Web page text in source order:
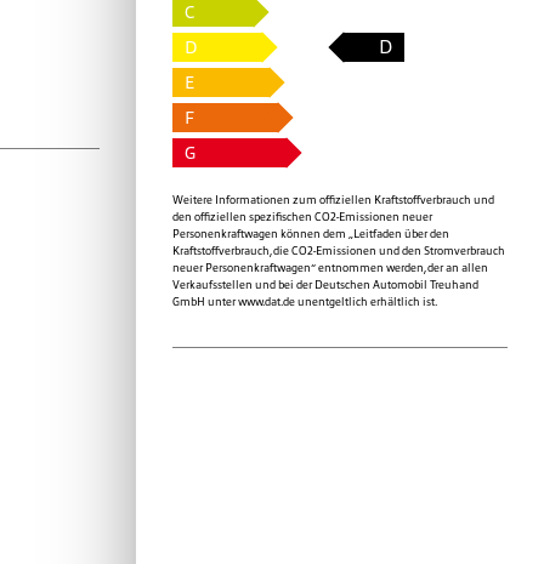
C
D
D
E
F
G
Weitere Informationen zum offiziellen Kraftstoffverbrauch und
den offiziellen spezifischen CO2-Emissionen neuer
Personenkraftwagen können dem „Leitfaden über den
Kraftstoffverbrauch, die CO2-Emissionen und den Stromverbrauch
neuer Personenkraftwagen“ entnommen werden, der an allen
Verkaufsstellen und bei der Deutschen Automobil Treuhand
GmbH unterwww.dat.de unentgeltlich erhältlich ist.